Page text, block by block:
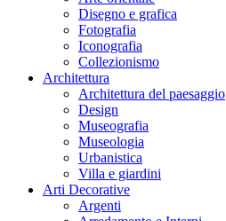
Disegno e grafica
Fotografia
Iconografia
Collezionismo
Architettura
Architettura del paesaggio
Design
Museografia
Museologia
Urbanistica
Villa e giardini
Arti Decorative
Argenti